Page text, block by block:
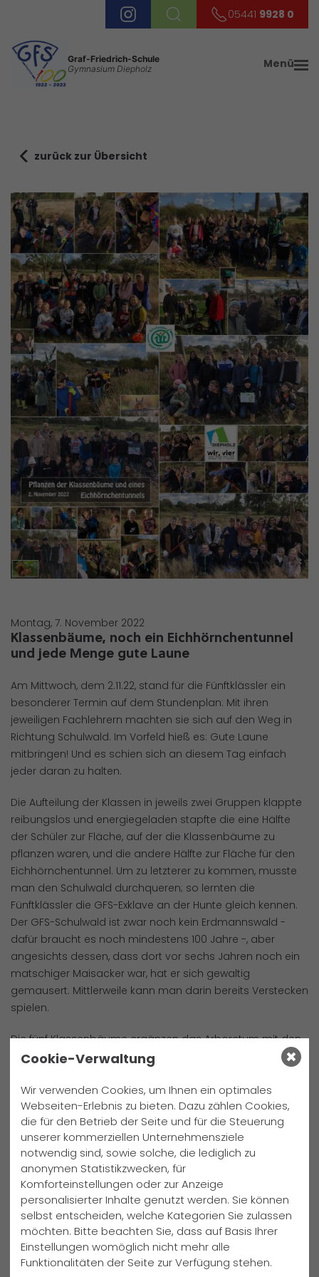
05441 9928 0
Graf-Friedrich-Schule
Gymnasium Diepholz
Menü
zurück zur Übersicht
Montag, 7. November 2022
Klassenbäume, noch ein Eichhörnchentunnel
und jede Menge gute Laune
Am Mittwoch, dem 2.11.22, stand für die Fünftklässler ein
besonderer Termin auf dem Stundenplan: Mit ihren
jeweiligen Fachlehrern machten sie sich auf den Weg in
Richtung Schulwald. Im Vorfeld hieß es: Gute Laune
mitbringen! Und es schien sich an diesem Tag einfach
jeder daran zu halten.
Die Aufteilung der Klassen in jeweils zwei Gruppen klappte
reibungslos und energiegeladen stapfte die eine Hälfte
der Schüler zur Fläche, auf der die Klassenbäume zu
pflanzen waren, und die andere Hälfte zur Fläche für den
Eichhörnchentunnel. Um zu letzterer zu kommen, musste
man den Schulwald durchqueren; so lernten die
Fünftklässler die GFS-Exklave an der Hunte gleich kennen.
Der GFS-Schulwald ist zwar noch kein Erdmannswald -
dafür braucht es noch mindestens 100 Jahre -, aber
angesichts dessen, dass dort vor sechs Jahren noch ein
matschiger Maisacker war, hat er sich gewaltig
gemausert. Mittlerweile kann man darin bereits Verstecken
spielen.
Die fünf Klassenbäume ergänzen das Arboretum mit den
Bäumen des Jahres, das 2019 mit Klassenbäumen des
wurden gepflanzt: Speierling (Baum des Jahres 1993),
Wildbirne (BdJ 1998), Elsbeere (BdJ 2011), Wildapfel (BdJ
2013) und Robinie (BdJ 2020).
Finanziert wurden die Klassenbäume dankenswerterweise
von der Flächenagentur Wir Vier. Für die Haselnuss-
Sträucher, die in einigen Jahren den „Eichhörnchentunnel“
bilden werden, geht unser Dank an die Stadt Diepholz, die
im Rahmen der Initiative „Diepholz bildet!“ die Finanzierung
für die Sträucher und zudem zweier Infotafeln
übernommen hat. Weiterhin danken wir der Stiftung
Cookie-Verwaltung
Wir verwenden Cookies, um Ihnen ein optimales
Webseiten-Erlebnis zu bieten. Dazu zählen Cookies,
die für den Betrieb der Seite und für die Steuerung
unserer kommerziellen Unternehmensziele
notwendig sind, sowie solche, die lediglich zu
anonymen Statistikzwecken, für
Komforteinstellungen oder zur Anzeige
personalisierter Inhalte genutzt werden. Sie können
selbst entscheiden, welche Kategorien Sie zulassen
möchten. Bitte beachten Sie, dass auf Basis Ihrer
Einstellungen womöglich nicht mehr alle
Funktionalitäten der Seite zur Verfügung stehen.